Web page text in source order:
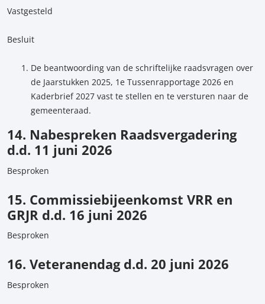
Vastgesteld
Besluit
De beantwoording van de schriftelijke raadsvragen over
de Jaarstukken 2025, 1e Tussenrapportage 2026 en
Kaderbrief 2027 vast te stellen en te versturen naar de
gemeenteraad.
14. Nabespreken Raadsvergadering
d.d. 11 juni 2026
Besproken
15. Commissiebijeenkomst VRR en
GRJR d.d. 16 juni 2026
Besproken
16. Veteranendag d.d. 20 juni 2026
Besproken